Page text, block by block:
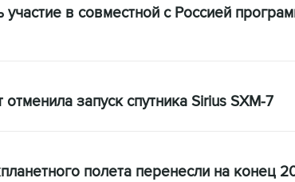
в совместной с Россией
запуск спутника Sirius SXM-7
полета перенесли на конец